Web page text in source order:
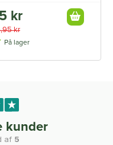
kr
kr
På lager
kunder
af 5